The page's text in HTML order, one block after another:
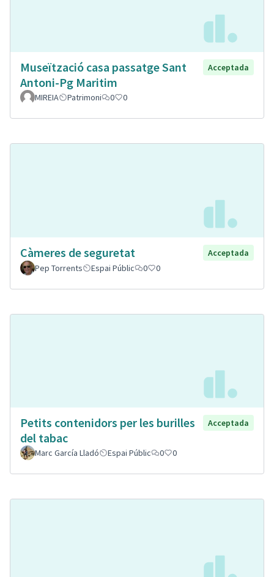
Museïtzació casa passatge Sant
Antoni-Pg Maritim
Acceptada
MIREIA Patrimoni 0 0
Càmeres de seguretat
Acceptada
Pep Torrents
Espai Públic 0 0
Petits contenidors per les burilles
del tabac
Acceptada
Marc García Lladó Espai Públic 0 0